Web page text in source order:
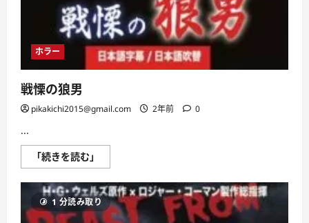
ホラー
戦慄の狼男
pikakichi2015@gmail.com 2年前 0
...
「続きを読む」
慄
狼
男
に
つ
1 分読み取り